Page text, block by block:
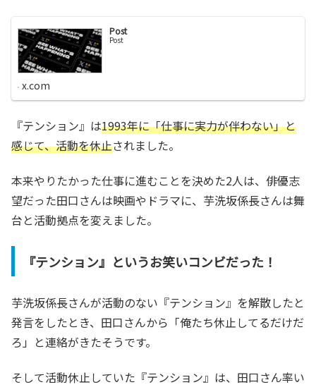
Post
Post
x.com
『テンション』は1993年に「仕事に実力が伴わない」と
感じて、活動を休止されました。
本来やりたかった仕事に進むことを決めた2人は、俳優志
望だった田口さんは映画やドラマに、芋洗坂係長さんは舞
台と活動拠点を変えました。
『テンション』というお笑いコンビだった！
芋洗坂係長さんが活動のない『テンション』を解散したと
発言をしたとき、田口さんから「俺たち休止してるだけだ
ろ」と連絡がきたそうです。
そして活動休止していた『テンション』は、田口さん率い